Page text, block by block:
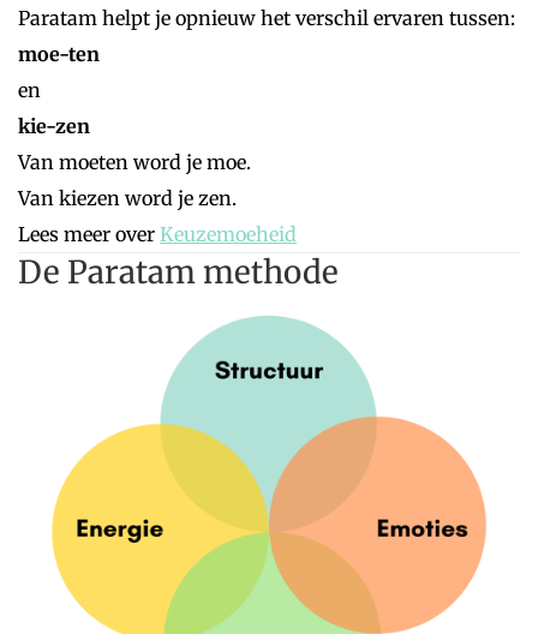
Paratam helpt je opnieuw het verschil ervaren tussen:
moe-ten
en
kie-zen
Van moeten word je moe.
Van kiezen word je zen.
Lees meer over Keuzemoeheid
De Paratam methode